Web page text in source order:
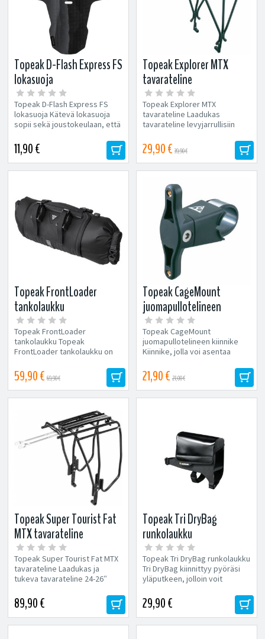
Topeak D-Flash Express FS
lokasuoja
Topeak D-Flash Express FS
lokasuoja Kätevä lokasuoja
sopii sekä joustokeulaan, että
11,90 €
Topeak Explorer MTX
tavarateline
Topeak Explorer MTX
tavarateline Laadukas
tavarateline levyjarrullisiin
Säädettävissä...
29,90 € 39,90 €
Topeak FrontLoader
tankolaukku
Topeak FrontLoader
tankolaukku Topeak
FrontLoader tankolaukku on
59,90 € 69,90 €
Topeak CageMount
juomapullotelineen
kiinnike
Topeak CageMount
juomapullotelineen kiinnike
Kiinnike, jolla voi asentaa
ohjaustankoon,
21,90 € 27,00 €
Topeak Super Tourist Fat
MTX tavarateline
Topeak Super Tourist Fat MTX
tavarateline Laadukas ja
tukeva tavarateline 24-26″
89,90 €
Topeak Tri DryBag
runkolaukku
Topeak Tri DryBag runkolaukku
Tri DryBag kiinnittyy pyöräsi
yläputkeen, jolloin voit
29,90 €